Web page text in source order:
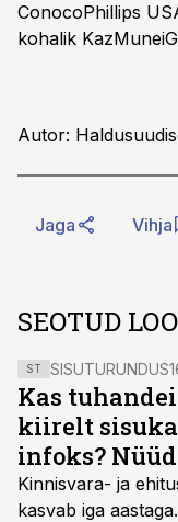
ConocoPhillips
kohalik
Autor:
Jaga Vihja
SEOTUD
ST SISUTURUNDUS
Kas
kiirelt
infoks? Nüüd
Kinnisvara- ja
kasvab iga